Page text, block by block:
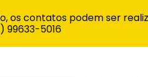
contatos podem ser
99633-5016